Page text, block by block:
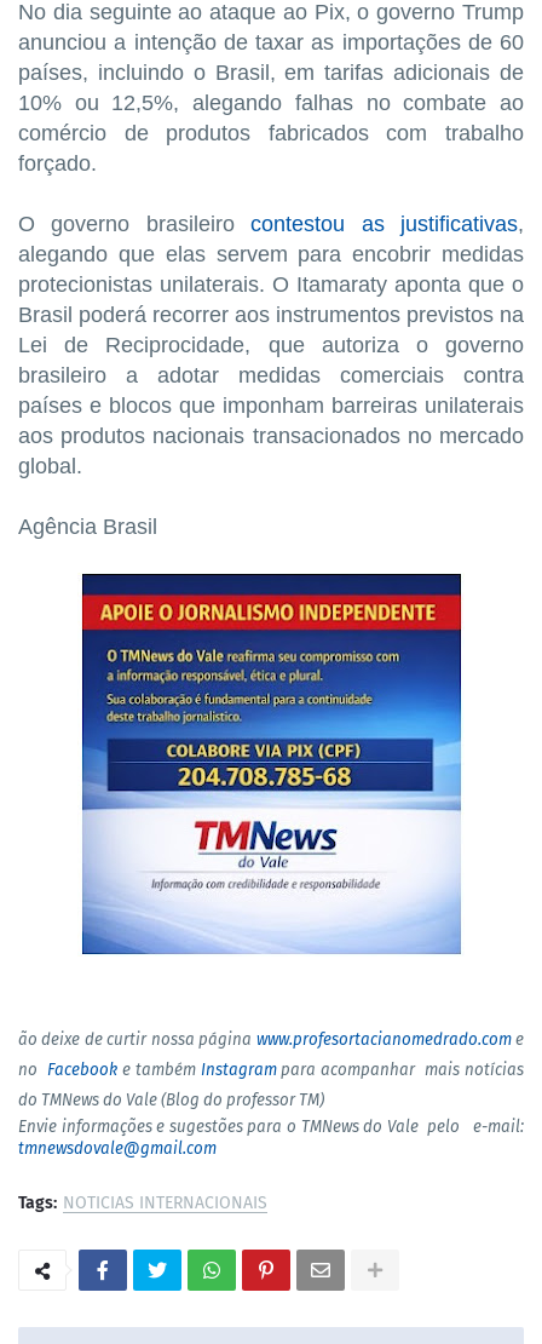
No dia seguinte ao ataque ao Pix, o governo Trump
anunciou a intenção de taxar as importações de 60
países, incluindo o Brasil, em tarifas adicionais de
10% ou 12,5%, alegando falhas no combate ao
comércio de produtos fabricados com trabalho
forçado.
O governo brasileirocontestou as justificativas,
alegando que elas servem para encobrir medidas
protecionistas unilaterais. O Itamaraty aponta que o
Brasil poderá recorrer aos instrumentos previstos na
Lei de Reciprocidade, que autoriza o governo
brasileiro a adotar medidas comerciais contra
países e blocos que imponham barreiras unilaterais
aos produtos nacionais transacionados no mercado
global.
Agência Brasil
ão deixe de curtir nossa página www.profesortacianomedrado.come
no Facebooke também Instagrampara acompanhar mais notícias
do TMNews do Vale (Blog do professor TM)
Envie informações e sugestões para o TMNews do Vale pelo e-mail:
tmnewsdovale@gmail.com
Tags: NOTICIAS INTERNACIONAIS